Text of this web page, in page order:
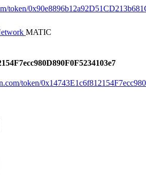
token/
MATIC
token/